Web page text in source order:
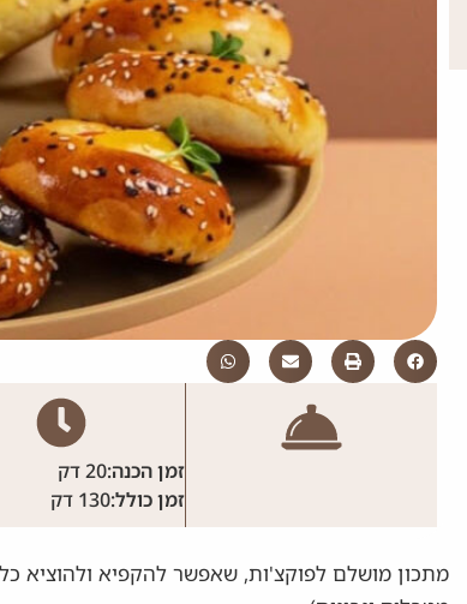
זמן הכנה:20 דק
זמן כולל:130 דק
מתכון מושלם לפוקצ'ות, שאפשר להקפיא ולהוציא